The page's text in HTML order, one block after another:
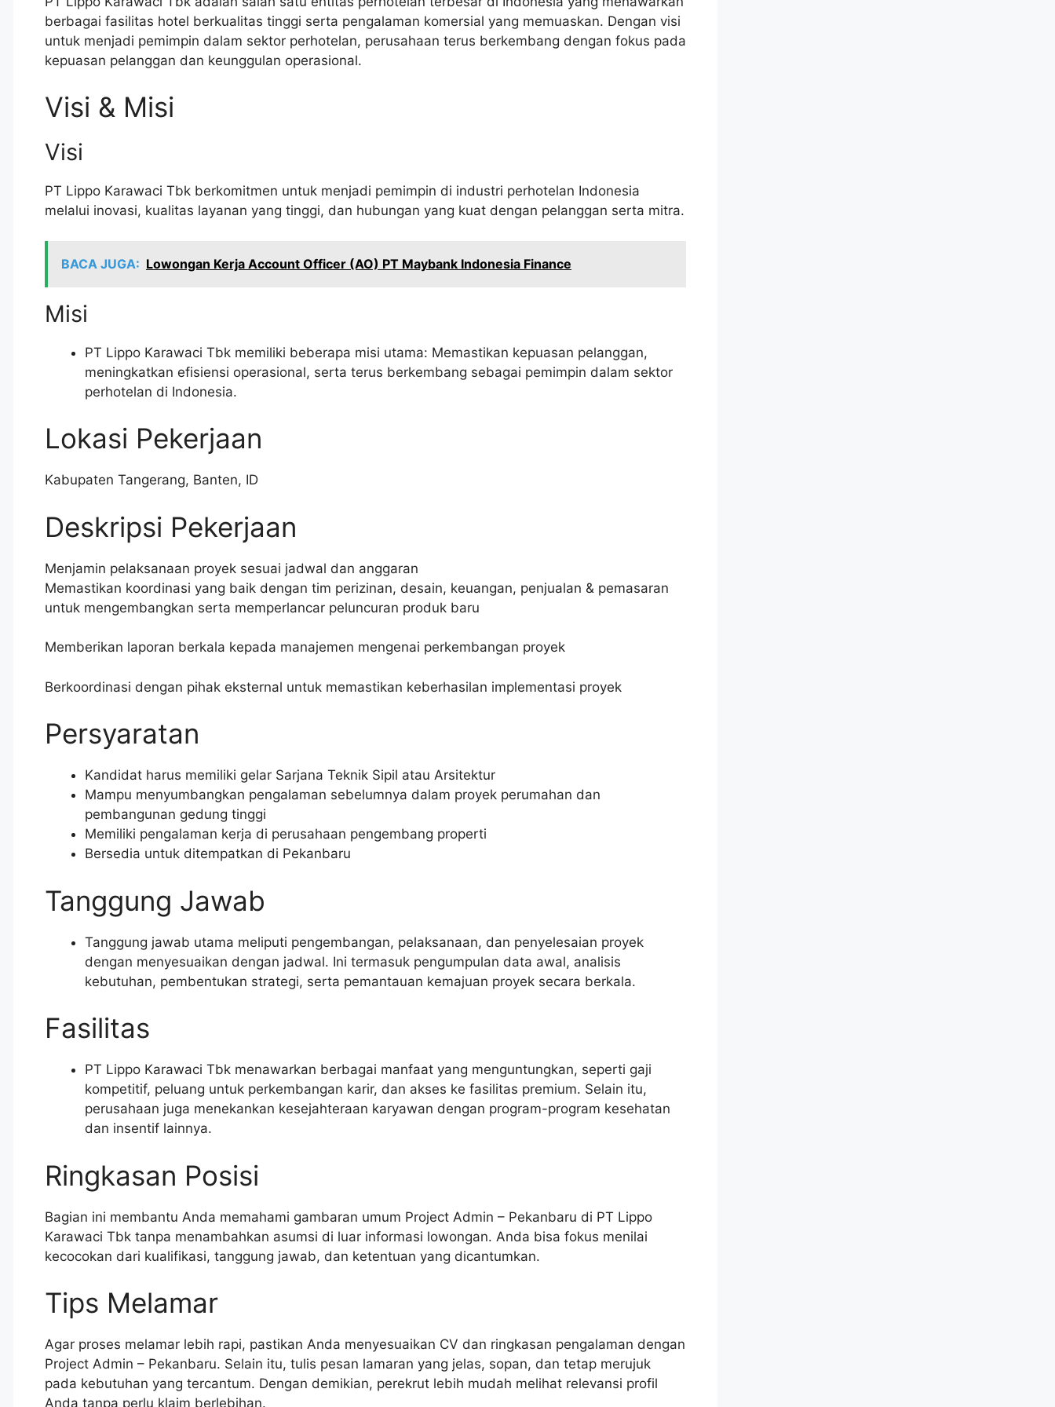
berbagai fasilitas hotel berkualitas tinggi serta pengalaman komersial yang memuaskan. Dengan visi
untuk menjadi pemimpin dalam sektor perhotelan, perusahaan terus berkembang dengan fokus pada
kepuasan pelanggan dan keunggulan operasional.
Visi & Misi
Visi
PT Lippo Karawaci Tbk berkomitmen untuk menjadi pemimpin di industri perhotelan Indonesia
melalui inovasi, kualitas layanan yang tinggi, dan hubungan yang kuat dengan pelanggan serta mitra.
BACA JUGA: Lowongan Kerja Account Officer (AO) PT Maybank Indonesia Finance
Misi
PT Lippo Karawaci Tbk memiliki beberapa misi utama: Memastikan kepuasan pelanggan,
meningkatkan efisiensi operasional, serta terus berkembang sebagai pemimpin dalam sektor
perhotelan di Indonesia.
Lokasi Pekerjaan
Kabupaten Tangerang, Banten, ID
Deskripsi Pekerjaan
Menjamin pelaksanaan proyek sesuai jadwal dan anggaran
Memastikan koordinasi yang baik dengan tim perizinan, desain, keuangan, penjualan & pemasaran
untuk mengembangkan serta memperlancar peluncuran produk baru
Memberikan laporan berkala kepada manajemen mengenai perkembangan proyek
Berkoordinasi dengan pihak eksternal untuk memastikan keberhasilan implementasi proyek
Persyaratan
Kandidat harus memiliki gelar Sarjana Teknik Sipil atau Arsitektur
Mampu menyumbangkan pengalaman sebelumnya dalam proyek perumahan dan
pembangunan gedung tinggi
Memiliki pengalaman kerja di perusahaan pengembang properti
Bersedia untuk ditempatkan di Pekanbaru
Tanggung Jawab
Tanggung jawab utama meliputi pengembangan, pelaksanaan, dan penyelesaian proyek
dengan menyesuaikan dengan jadwal. Ini termasuk pengumpulan data awal, analisis
kebutuhan, pembentukan strategi, serta pemantauan kemajuan proyek secara berkala.
Fasilitas
PT Lippo Karawaci Tbk menawarkan berbagai manfaat yang menguntungkan, seperti gaji
kompetitif, peluang untuk perkembangan karir, dan akses ke fasilitas premium. Selain itu,
perusahaan juga menekankan kesejahteraan karyawan dengan program-program kesehatan
dan insentif lainnya.
Ringkasan Posisi
Bagian ini membantu Anda memahami gambaran umum Project Admin – Pekanbaru di PT Lippo
Karawaci Tbk tanpa menambahkan asumsi di luar informasi lowongan. Anda bisa fokus menilai
kecocokan dari kualifikasi, tanggung jawab, dan ketentuan yang dicantumkan.
Tips Melamar
Agar proses melamar lebih rapi, pastikan Anda menyesuaikan CV dan ringkasan pengalaman dengan
Project Admin – Pekanbaru. Selain itu, tulis pesan lamaran yang jelas, sopan, dan tetap merujuk
pada kebutuhan yang tercantum. Dengan demikian, perekrut lebih mudah melihat relevansi profil
Anda tanpa perlu klaim berlebihan.